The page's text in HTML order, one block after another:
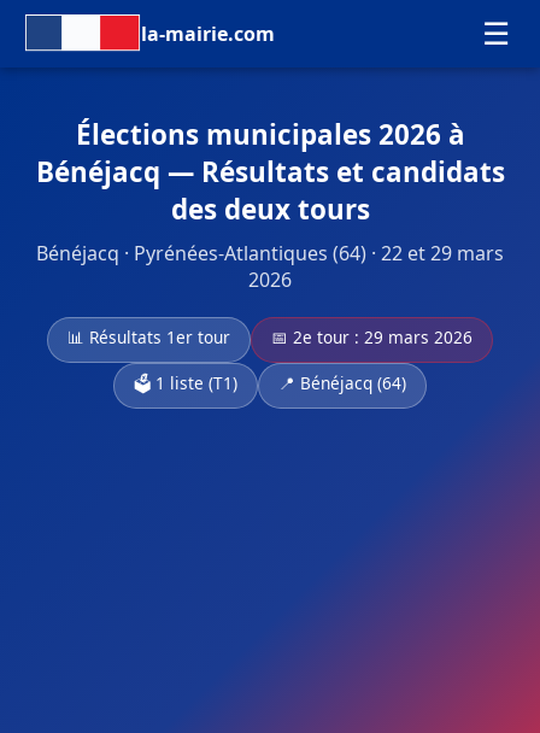
la-mairie.com ☰
Élections municipales 2026 à
Bénéjacq — Résultats et candidats
des deux tours
Bénéjacq · Pyrénées-Atlantiques (64) · 22 et 29 mars
2026
📊 Résultats 1er tour
📅 2e tour : 29 mars 2026
🗳️ 1 liste (T1)
📍 Bénéjacq (64)